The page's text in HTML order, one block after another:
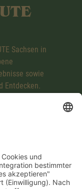
Sachsen in
sowie
Entdecken.